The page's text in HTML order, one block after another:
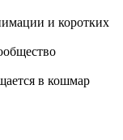
и коротких
в кошмар